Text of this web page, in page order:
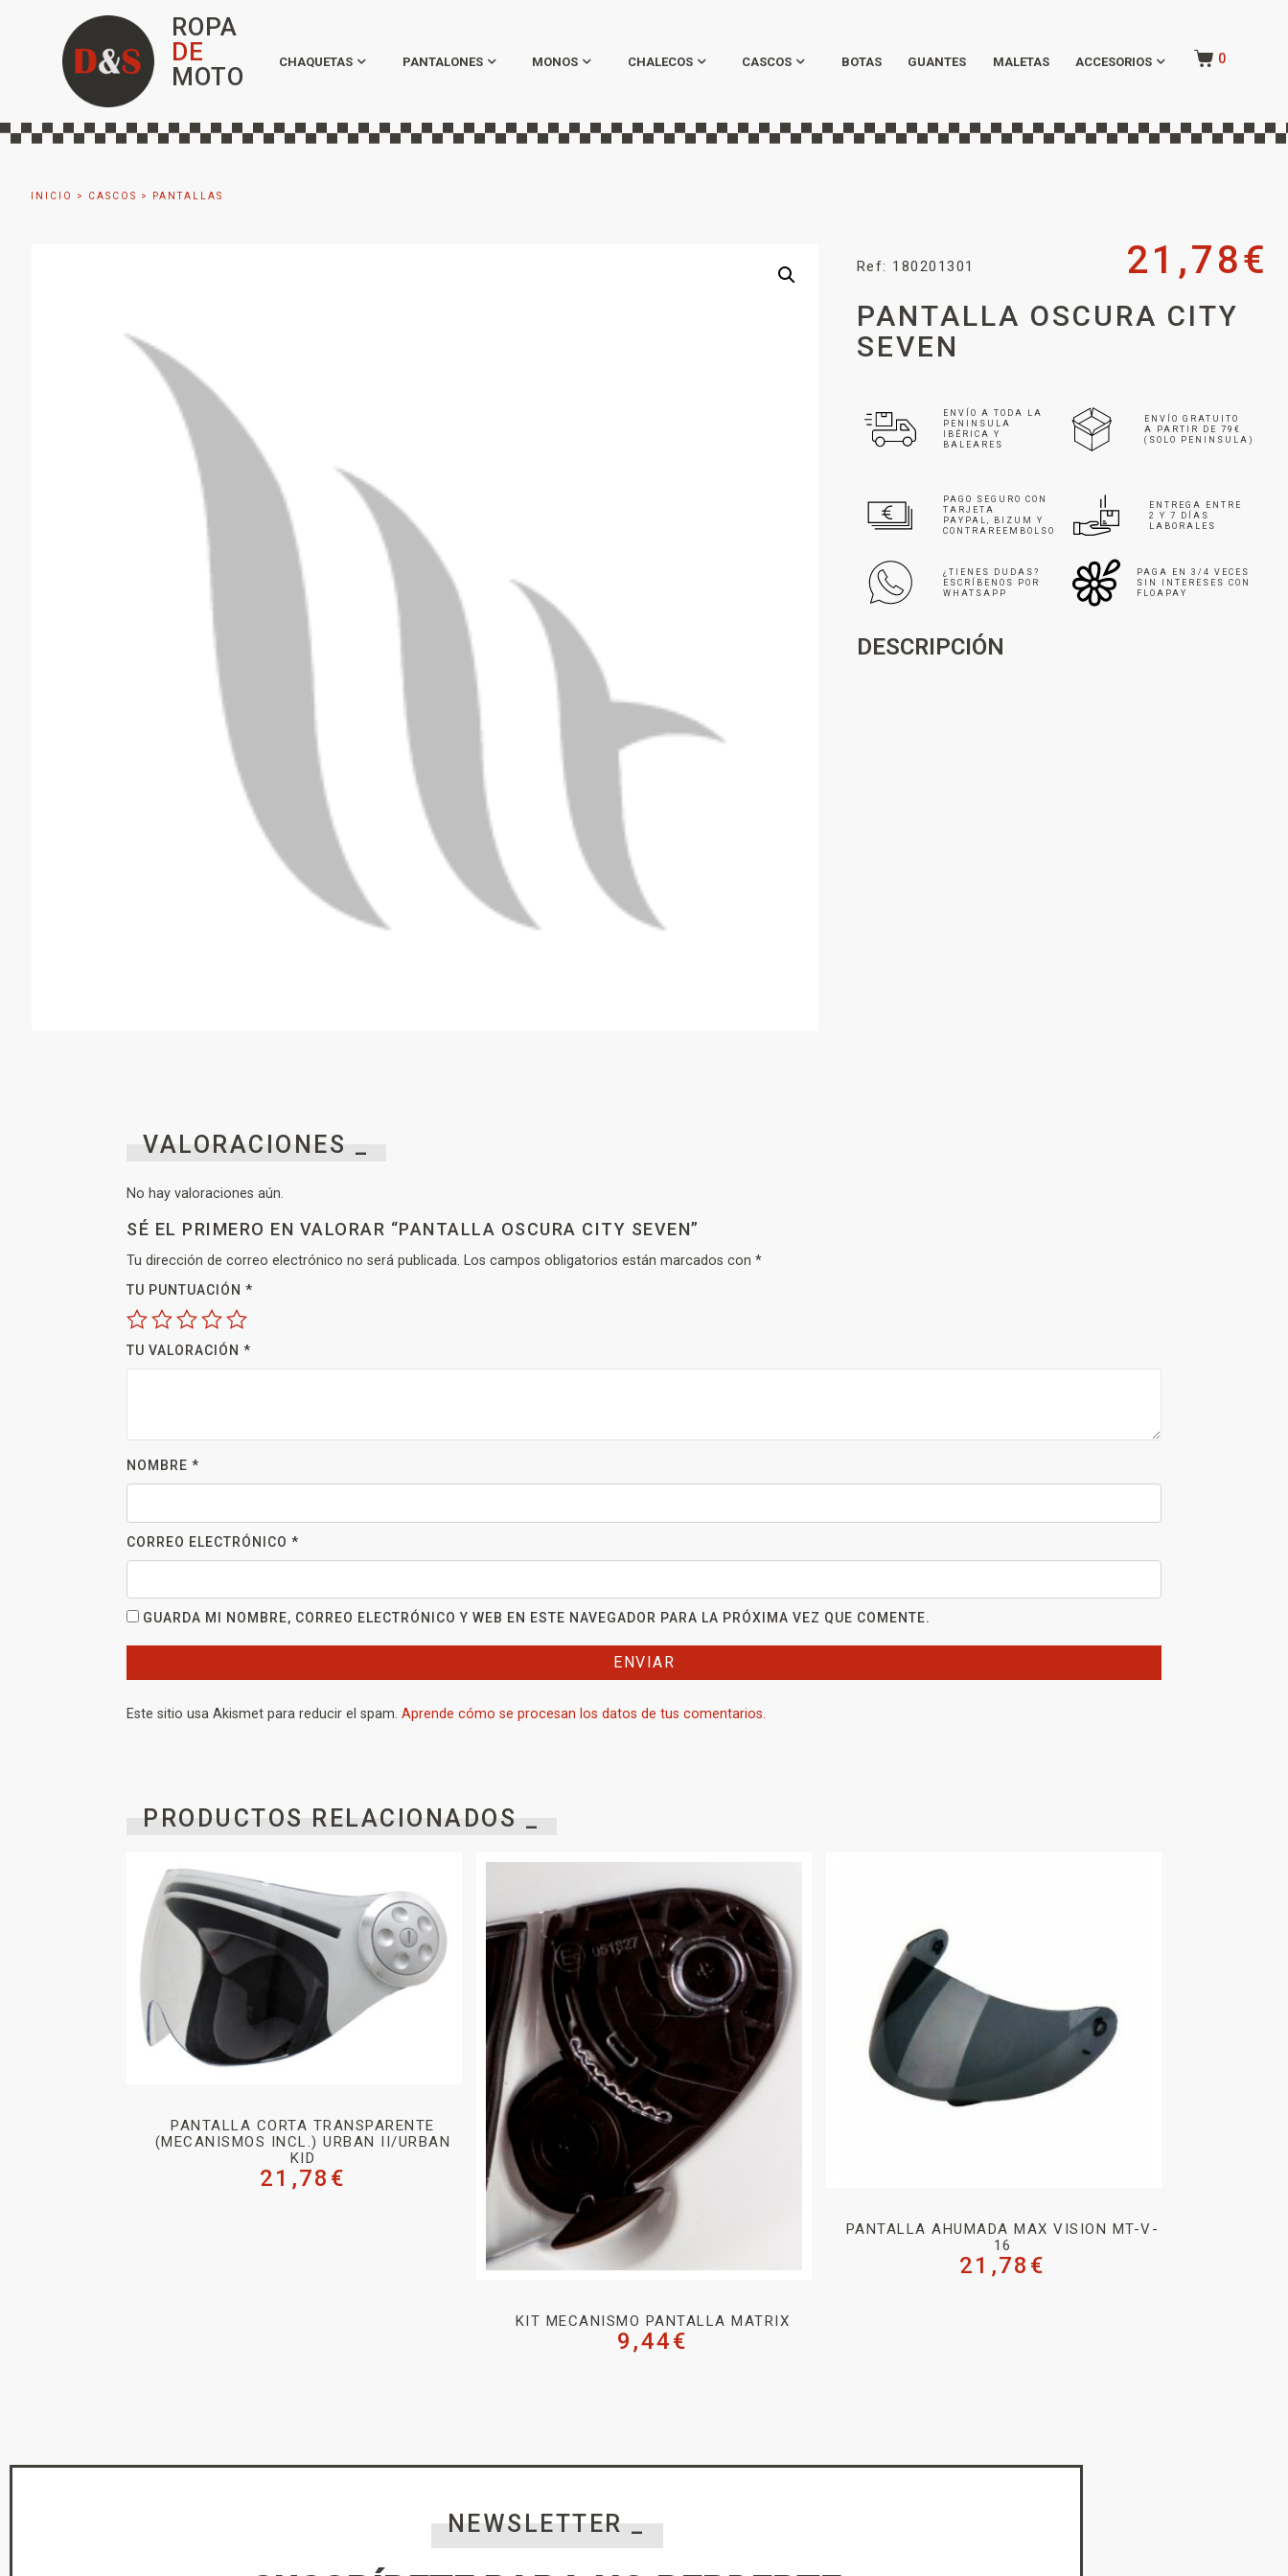
ROPA
DE
MOTO
CHAQUETAS PANTALONES MONOS CHALECOS CASCOS BOTAS GUANTES MALETAS ACCESORIOS 0
INICIO > CASCOS > PANTALLAS
Ref: 180201301 21,78€
PANTALLA OSCURA CITY
SEVEN
ENVÍO A TODA LA
PENINSULA
IBÉRICA Y
BALEARES
ENVÍO GRATUITO
A PARTIR DE 79€
(SOLO PENINSULA)
PAGO SEGURO CON
TARJETA
PAYPAL, BIZUM Y
CONTRAREEMBOLSO
ENTREGA ENTRE
2 Y 7 DÍAS
LABORALES
¿TIENES DUDAS?
ESCRÍBENOS POR
WHATSAPP
PAGA EN 3/4 VECES
SIN INTERESES CON
FLOAPAY
DESCRIPCIÓN
VALORACIONES _
No hay valoraciones aún.
SÉ EL PRIMERO EN VALORAR “PANTALLA OSCURA CITY SEVEN”
Tu dirección de correo electrónico no será publicada. Los campos obligatorios están marcados con *
TU PUNTUACIÓN *
TU VALORACIÓN *
NOMBRE *
CORREO ELECTRÓNICO *
GUARDA MI NOMBRE, CORREO ELECTRÓNICO Y WEB EN ESTE NAVEGADOR PARA LA PRÓXIMA VEZ QUE COMENTE.
Este sitio usa Akismet para reducir el spam. Aprende cómo se procesan los datos de tus comentarios.
PRODUCTOS RELACIONADOS _
PANTALLA CORTA TRANSPARENTE
(MECANISMOS INCL.) URBAN II/URBAN
KID
21,78 €
KIT MECANISMO PANTALLA MATRIX
9,44€
PANTALLA AHUMADA MAX VISION MT-V-
16
21,78 €
NEWSLETTER _